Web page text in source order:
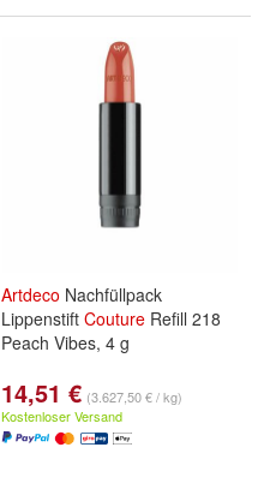
Artdeco Nachfüllpack
Lippenstift Couture Refill 218
Peach Vibes, 4 g
14,51 € (3.627,50 € / kg)
Kostenloser Versand